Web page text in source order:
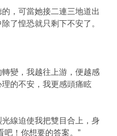
，可當她接二連三地道出
了惶恐就只剩下不安了。
變，我越往上游，便越感
的不安，我更感頭痛眩
線迫使我把雙目合上，身
吧！你想要的答案。”